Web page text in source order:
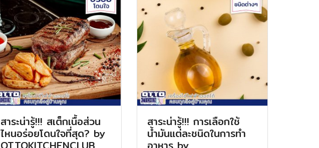
สาระน่ารู้!!! สเต็กเนื้อส่วน
ไหนอร่อยโดนใจที่สุด? by
สาระน่ารู้!!! การเลือกใช้
น้ำมันแต่ละชนิดในการทำ